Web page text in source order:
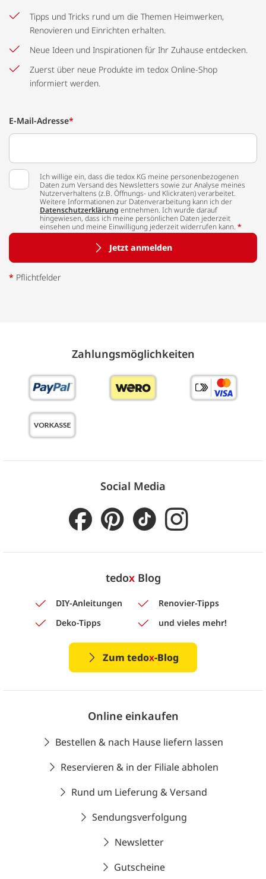
Tipps und Tricks rund um die Themen Heimwerken,
Renovieren und Einrichten erhalten.
Neue Ideen und Inspirationen für Ihr Zuhause entdecken.
Zuerst über neue Produkte im tedox Online-Shop
informiert werden.
E-Mail-Adresse*
Ich willige ein, dass die tedox KG meine personenbezogenen
Daten zum Versand des Newsletters sowie zur Analyse meines
Nutzerverhaltens (z.B. Öffnungs- und Klickraten) verarbeitet.
Weitere Informationen zur Datenverarbeitung kann ich der
Datenschutzerklärung entnehmen. Ich wurde darauf
hingewiesen, dass ich meine persönlichen Daten jederzeit
einsehen und meine Einwilligung jederzeit widerrufen kann. *
Jetzt anmelden
* Pflichtfelder
Zahlungs­möglich­keiten
Social Media
tedoxBlog
DIY-Anleitungen
Renovier-Tipps
Deko-Tipps
und vieles mehr!
Zum tedox-Blog
Online einkaufen
Bestellen & nach Hause liefern lassen
Reservieren & in der Filiale abholen
Rund um Lieferung & Versand
Sendungsverfolgung
Newsletter
Gutscheine